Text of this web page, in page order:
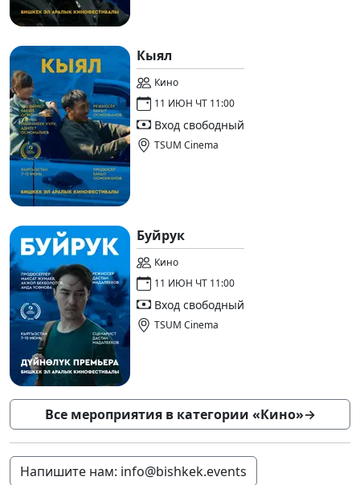
Кыял
Кино
11 ИЮН ЧТ 11:00
Вход свободный
TSUM Cinema
Буйрук
Кино
11 ИЮН ЧТ 11:00
Вход свободный
TSUM Cinema
Все мероприятия в категории «Кино»→
Напишите нам: info@bishkek.events